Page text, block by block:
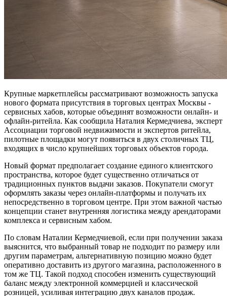
Крупные маркетплейсы рассматривают возможность запуска
нового формата присутствия в торговых центрах Москвы -
сервисных хабов, которые объединят возможности онлайн- и
офлайн-ритейла. Как сообщила Наталия Кермедчиева, эксперт
Ассоциации торговой недвижимости и экспертов ритейла,
пилотные площадки могут появиться в двух столичных ТЦ,
входящих в число крупнейших торговых объектов города.
Новый формат предполагает создание единого клиентского
пространства, которое будет существенно отличаться от
традиционных пунктов выдачи заказов. Покупатели смогут
оформлять заказы через онлайн-платформы и получать их
непосредственно в торговом центре. При этом важной частью
концепции станет внутренняя логистика между арендаторами
комплекса и сервисным хабом.
По словам Наталии Кермедчиевой, если при получении заказа
выяснится, что выбранный товар не подходит по размеру или
другим параметрам, альтернативную позицию можно будет
оперативно доставить из другого магазина, расположенного в
том же ТЦ. Такой подход способен изменить существующий
баланс между электронной коммерцией и классической
розницей, усиливая интеграцию двух каналов продаж.